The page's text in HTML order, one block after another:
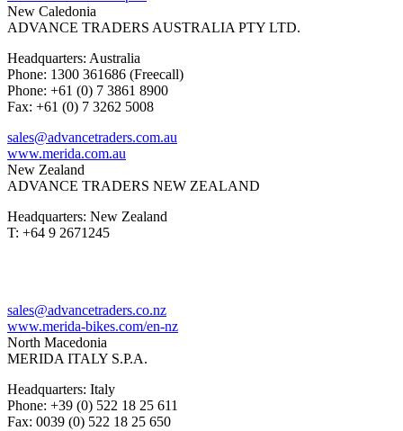
New Caledonia
ADVANCE TRADERS AUSTRALIA PTY LTD.
Headquarters: Australia
Phone: 1300 361686 (Freecall)
Phone: +61 (0) 7 3861 8900
Fax: +61 (0) 7 3262 5008
sales@advancetraders.com.au
www.merida.com.au
New Zealand
ADVANCE TRADERS NEW ZEALAND
Headquarters: New Zealand
T: +64 9 2671245
sales@advancetraders.co.nz
www.merida-bikes.com/en-nz
North Macedonia
MERIDA ITALY S.P.A.
Headquarters: Italy
Phone: +39 (0) 522 18 25 611
Fax: 0039 (0) 522 18 25 650